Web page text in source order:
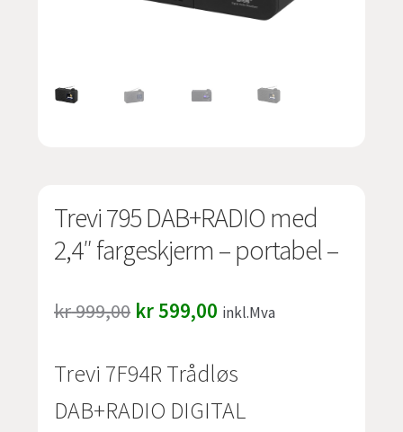
Trevi 795 DAB+RADIO med
2,4″ fargeskjerm – portabel –
kr999,00 Opprinnelig
var:
kr 999,00.
kr599,00 Nåværende
er:
kr 599,00.
inkl.Mva
Trevi 7F94R Trådløs
DAB+RADIO DIGITAL